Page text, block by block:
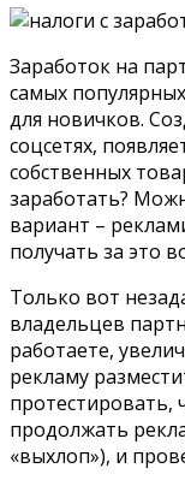
Заработок на
самых
для новичков.
соцсетях,
собственных
заработать?
вариант –
получать за это
Только вот
владельцев
работаете,
рекламу
протестировать,
продолжать
«выхлоп»), и